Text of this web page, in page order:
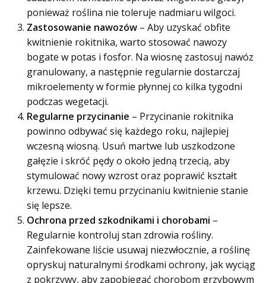
ponieważ roślina nie toleruje nadmiaru wilgoci.
Zastosowanie nawozów – Aby uzyskać obfite
kwitnienie rokitnika, warto stosować nawozy
bogate w potas i fosfor. Na wiosnę zastosuj nawóz
granulowany, a następnie regularnie dostarczaj
mikroelementy w formie płynnej co kilka tygodni
podczas wegetacji.
Regularne przycinanie – Przycinanie rokitnika
powinno odbywać się każdego roku, najlepiej
wczesną wiosną. Usuń martwe lub uszkodzone
gałęzie i skróć pędy o około jedną trzecią, aby
stymulować nowy wzrost oraz poprawić kształt
krzewu. Dzięki temu przycinaniu kwitnienie stanie
się lepsze.
Ochrona przed szkodnikami i chorobami –
Regularnie kontroluj stan zdrowia rośliny.
Zainfekowane liście usuwaj niezwłocznie, a roślinę
opryskuj naturalnymi środkami ochrony, jak wyciąg
z pokrzywy, aby zapobiegać chorobom grzybowym